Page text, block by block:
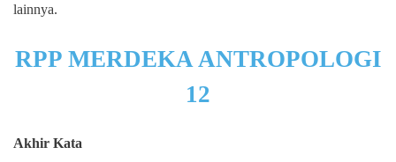
lainnya.
RPP MERDEKA ANTROPOLOGI
12
Akhir Kata